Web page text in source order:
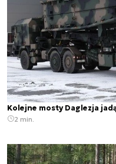
Kolejne mosty Daglezja
2 min.